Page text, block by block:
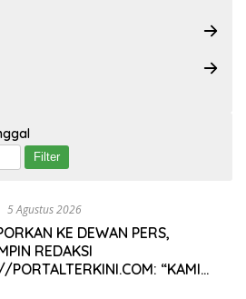
5 Agustus 2026
KE DEWAN PERS,
REDAKSI
“KAMI